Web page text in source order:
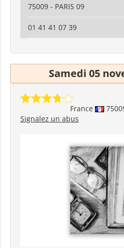
75009 - PARIS 09
01 41 41 07 39
Samedi 05
France
Signalez un abus